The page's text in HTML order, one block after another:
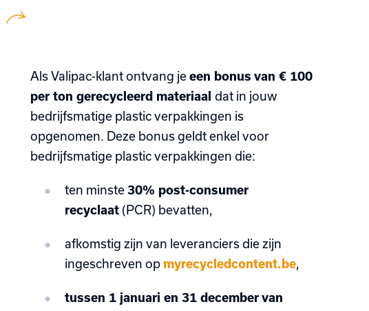
Als Valipac-klant ontvang je een bonus van € 100
per ton gerecycleerd materiaal dat in jouw
bedrijfsmatige plastic verpakkingen is
opgenomen. Deze bonus geldt enkel voor
bedrijfsmatige plastic verpakkingen die:
ten minste 30% post-consumer
recyclaat (PCR) bevatten,
afkomstig zijn van leveranciers die zijn
ingeschreven op myrecycledcontent.be,
tussen 1 januari en 31 december van